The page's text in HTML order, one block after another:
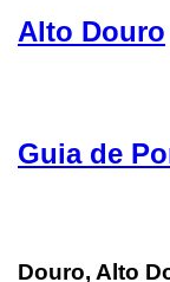
Alto Douro
Guia de
Douro, Alto